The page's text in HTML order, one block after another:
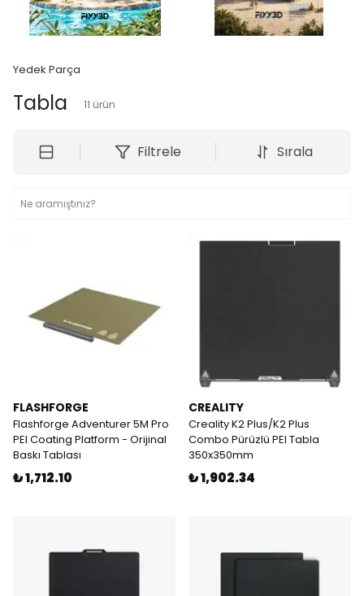
Yedek Parça
Tabla 11 ürün
Filtrele Sırala
FLASHFORGE
Flashforge Adventurer 5M Pro
PEI Coating Platform - Orijinal
Baskı Tablası
₺ 1,712.10
CREALITY
Creality K2 Plus/K2 Plus
Combo Pürüzlü PEI Tabla
350x350mm
₺ 1,902.34